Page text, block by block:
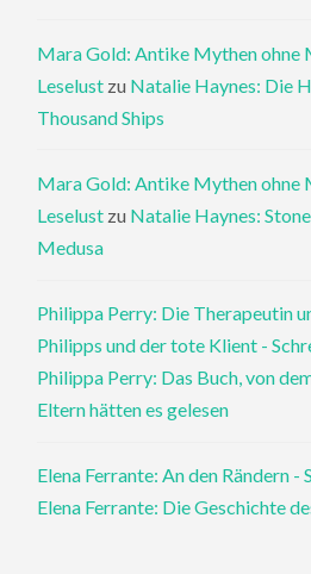
Mara Gold: Antike Mythen ohne
Leselust zu Natalie Haynes: Die
Thousand Ships
Mara Gold: Antike Mythen ohne
Leselust zu Natalie Haynes:
Medusa
Philippa Perry: Die Therapeutin
Philipps und der tote Klient -
Philippa Perry: Das Buch, von
Eltern hätten es gelesen
Elena Ferrante: An den Rändern -
Elena Ferrante: Die Geschichte